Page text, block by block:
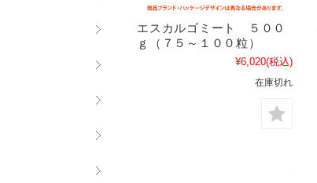
エスカルゴミート ５００
ｇ（７５～１００粒）
¥6,020(税込)
在庫切れ